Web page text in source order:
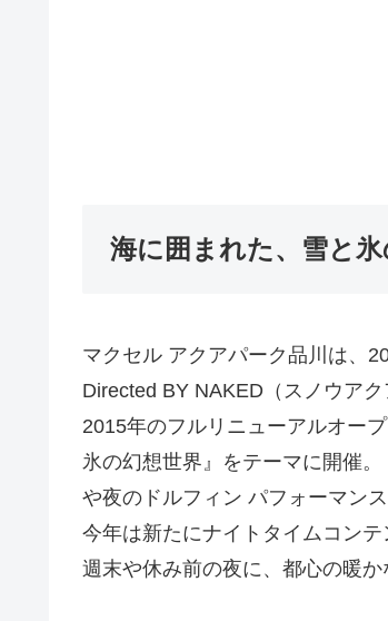
海に囲まれた、雪と
マクセル アクアパーク品川は、
Directed BY NAKED（スノウア
2015年のフルリニューアルオー
氷の幻想世界』をテーマに開催
や夜のドルフィン パフォーマン
今年は新たにナイトタイムコン
週末や休み前の夜に、都心の暖